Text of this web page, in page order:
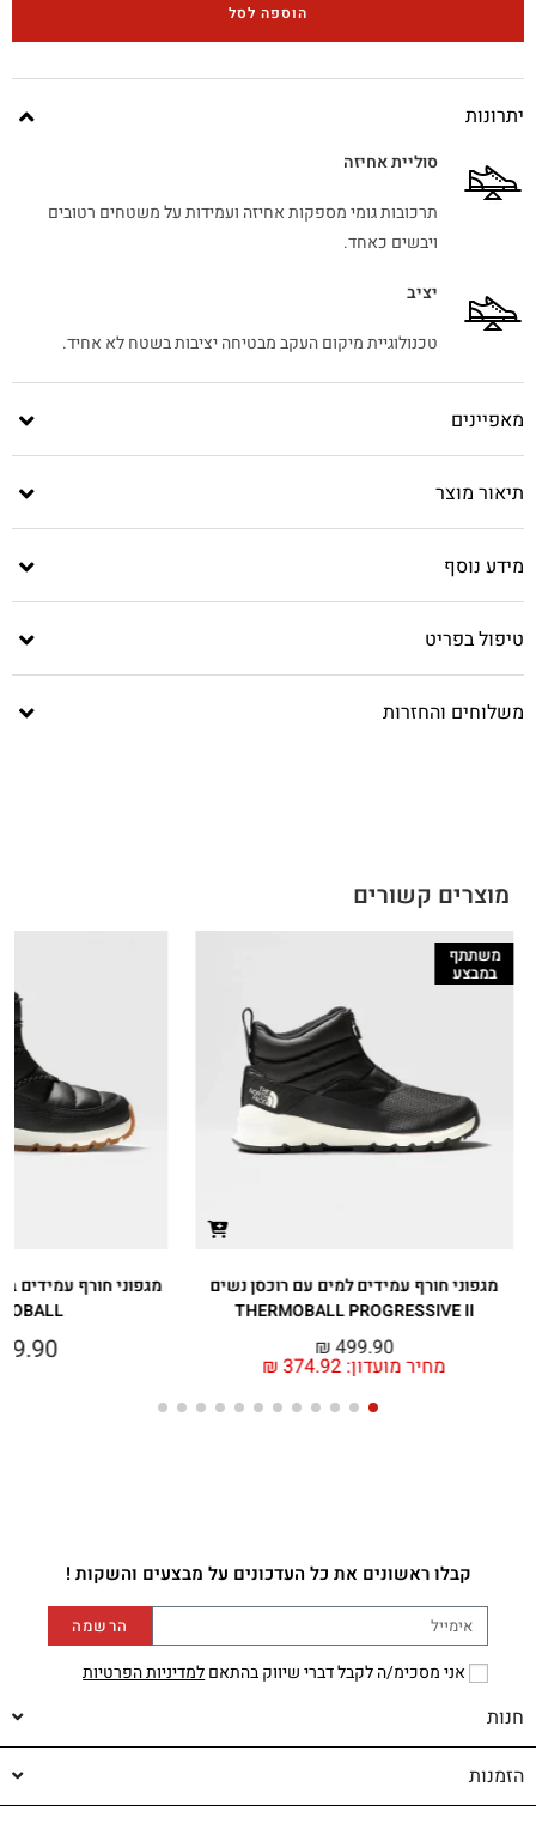
הוספה לסל
יתרונות
סוליית אחיזה
תרכובות גומי מספקות אחיזה ועמידות על משטחים רטובים
ויבשים כאחד.
יציב
טכנולוגיית מיקום העקב מבטיחה יציבות בשטח לא אחיד.
מאפיינים
תיאור מוצר
מידע נוסף
טיפול בפריט
משלוחים והחזרות
מוצרים קשורים
משתתף
במבצע
מגפוני חורף עמידים למים עם רוכסן נשים
THERMOBALL PROGRESSIVE II
מחיר מועדון: ₪374.92
₪499.90
מגפוני חורף עמידים
קבלו ראשונים את כל העדכונים על מבצעים והשקות !
אני מסכימ/ה לקבל דברי שיווק בהתאםלמדיניות הפרטיות
הרשמה
חנות
הזמנות